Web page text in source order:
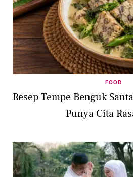
FOOD
Resep Tempe Benguk
Punya Cita